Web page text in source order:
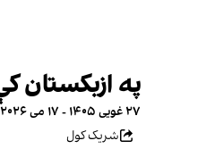
په ازبکستان کې د یوه
۲۷ غویی ۱۴۰۵ - ۱۷ می ۲۰۲۶، ۱۶:۲۴ GMT+۱
شریک کول